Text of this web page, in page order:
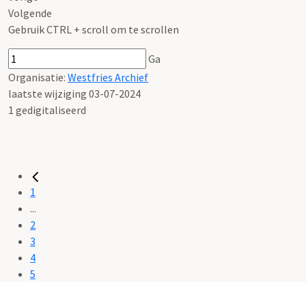
Volgende
Gebruik CTRL + scroll om te scrollen
Ga
Organisatie: Westfries Archief
laatste wijziging 03-07-2024
1 gedigitaliseerd
1
...
2
3
4
5